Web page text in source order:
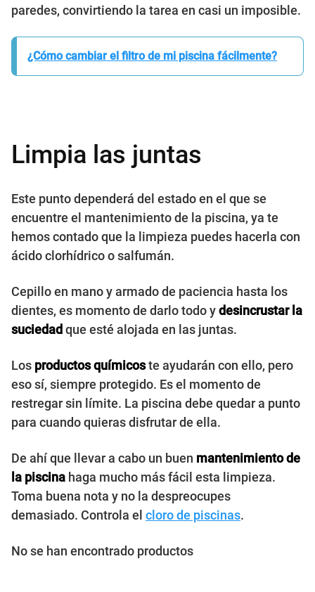
paredes, convirtiendo la tarea en casi un imposible.
¿Cómo cambiar el filtro de mi piscina fácilmente?
Limpia las juntas
Este punto dependerá del estado en el que se
encuentre el mantenimiento de la piscina, ya te
hemos contado que la limpieza puedes hacerla con
ácido clorhídrico o salfumán.
Cepillo en mano y armado de paciencia hasta los
dientes, es momento de darlo todo ydesincrustar la
suciedad que esté alojada en las juntas.
Los productos químicoste ayudarán con ello, pero
eso sí, siempre protegido. Es el momento de
restregar sin límite. La piscina debe quedar a punto
para cuando quieras disfrutar de ella.
De ahí que llevar a cabo un buen mantenimiento de
la piscina haga mucho más fácil esta limpieza.
Toma buena nota y no la despreocupes
demasiado. Controla el cloro de piscinas.
No se han encontrado productos